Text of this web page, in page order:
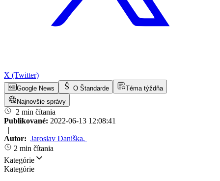
X (Twitter)
Google News O Štandarde
Téma týždňa
Najnovšie správy
2 min čítania
Publikované: 2022-06-13 12:08:41
|
Autor: Jaroslav Daniška,
2 min čítania
Kategórie
Kategórie